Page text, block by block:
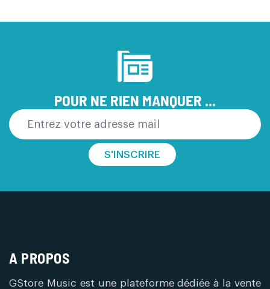
POUR NE RIEN MANQUER ...
S'INSCRIRE
A PROPOS
GStore Music est une plateforme dédiée à la vente